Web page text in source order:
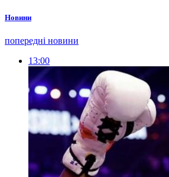
Новини
попередні новини
13:00